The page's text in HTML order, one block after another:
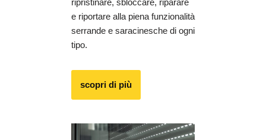
e riportare alla piena funzionalità
serrande e saracinesche di ogni
tipo.
scopri di più